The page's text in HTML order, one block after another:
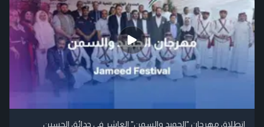
انطلاق مهرجان "الجميد والسمن" العاشر في حدائق الحسين